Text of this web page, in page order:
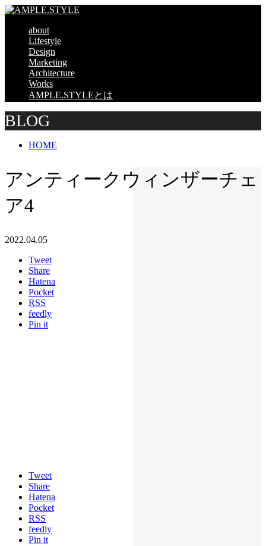
about
Lifestyle
Design
Marketing
Architecture
Works
AMPLE.STYLEとは
BLOG
HOME
アンティークウィンザーチェ
ア4
2022.04.05
Tweet
Share
Hatena
Pocket
RSS
feedly
Pin it
Tweet
Share
Hatena
Pocket
RSS
feedly
Pin it